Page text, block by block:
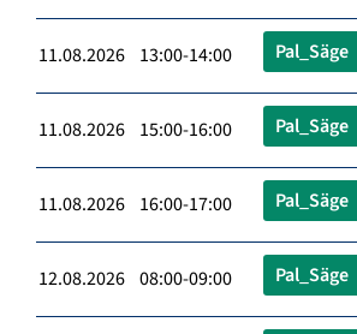
11.08.2026 13:00-14:00 Pal_Säge
11.08.2026 15:00-16:00 Pal_Säge
11.08.2026 16:00-17:00 Pal_Säge
12.08.2026 08:00-09:00 Pal_Säge